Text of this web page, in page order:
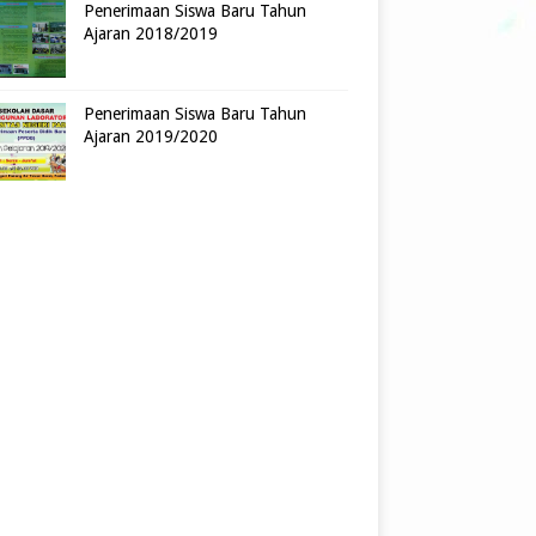
Penerimaan Siswa Baru Tahun
Ajaran 2018/2019
Penerimaan Siswa Baru Tahun
Ajaran 2019/2020